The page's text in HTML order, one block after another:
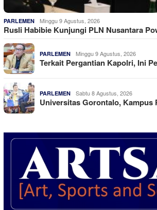
PARLEMEN Minggu 9 Agustus, 2026
Rusli Habibie Kunjungi PLN Nusantara
PARLEMEN Minggu 9 Agustus, 2026
Terkait Pergantian Kapolri, Ini
PARLEMEN Sabtu 8 Agustus, 2026
Universitas Gorontalo, Kampus